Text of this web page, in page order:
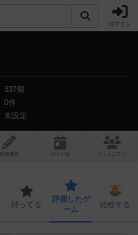
ログイン
337個
0件
未設定
投稿履歴 ボ ドゲ コミュニティ
持ってる
評価したゲ
ーム
比較する